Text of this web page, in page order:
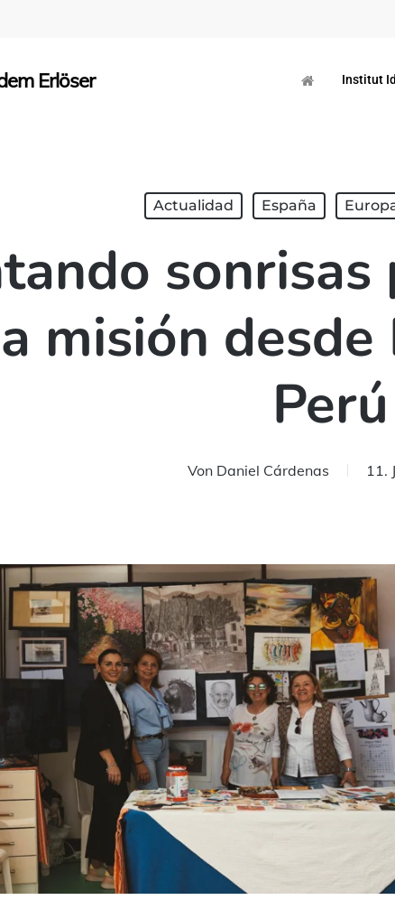
Erlöser Institut Id
Actualidad España
misión desde
Perú
Von Daniel Cárdenas 11.